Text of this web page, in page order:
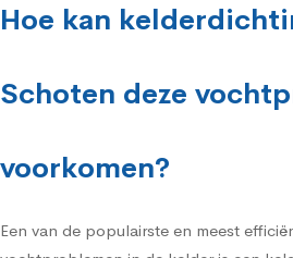
Hoe kan
Schoten deze
voorkomen?
Een van de populairste en meest